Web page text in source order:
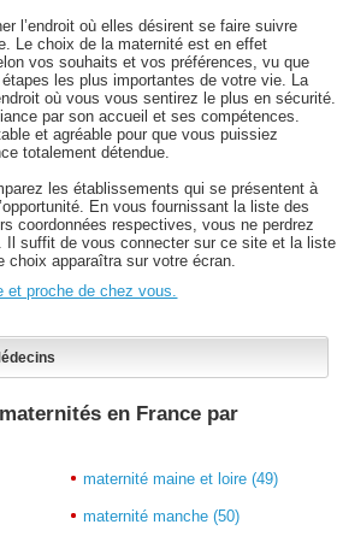
l’endroit où elles désirent se faire suivre
Le choix de la maternité est en effet
vos souhaits et vos préférences, vu que
les plus importantes de votre vie. La
où vous vous sentirez le plus en sécurité.
par son accueil et ses compétences.
et agréable pour que vous puissiez
totalement détendue.
les établissements qui se présentent à
En vous fournissant la liste des
coordonnées respectives, vous ne perdrez
Il suffit de vous connecter sur ce site et la liste
apparaîtra sur votre écran.
proche de chez vous.
en France par
maternité maine et loire (49)
maternité manche (50)